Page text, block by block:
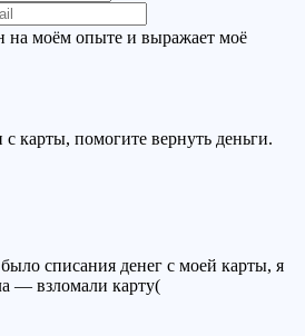
на моём опыте и выражает моё
карты, помогите вернуть деньги.
списания денег с моей карты, я
— взломали карту(